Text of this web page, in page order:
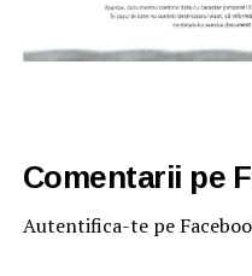
Comentarii pe
Autentifica-te pe